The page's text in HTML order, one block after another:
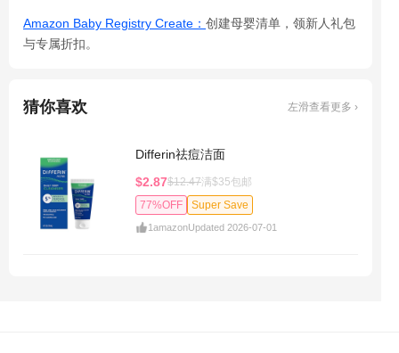
Amazon Baby Registry Create： 创建母婴清单，领新人礼包
与专属折扣。
猜你喜欢 左滑查看更多 ›
Differin祛痘洁面
$2.87$12.47满$35包邮
77%OFF
Super Save
1amazonUpdated 2026-07-01